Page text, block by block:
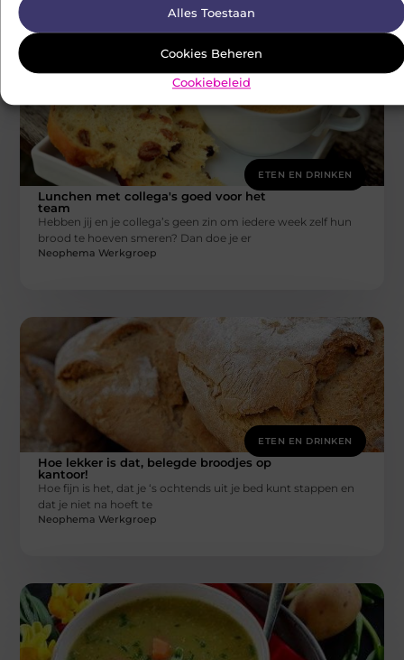
Alles Toestaan
Cookies Beheren
Cookiebeleid
ETEN EN DRINKEN
Lunchen met collega's goed voor het
team
Hebben jij en je collega’s geen zin om iedere week zelf hun
brood te hoeven smeren? Dan doe je er
Neophema Werkgroep
ETEN EN DRINKEN
Hoe lekker is dat, belegde broodjes op
kantoor!
Hoe fijn is het, dat je ‘s ochtends uit je bed kunt stappen en
dat je niet na hoeft te
Neophema Werkgroep